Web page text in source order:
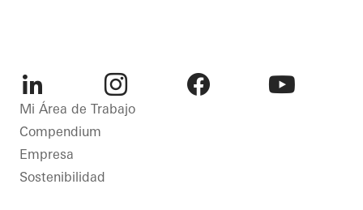
LinkedIn Instagram
Mi Área de Trabajo
Compendium
Empresa
Sostenibilidad